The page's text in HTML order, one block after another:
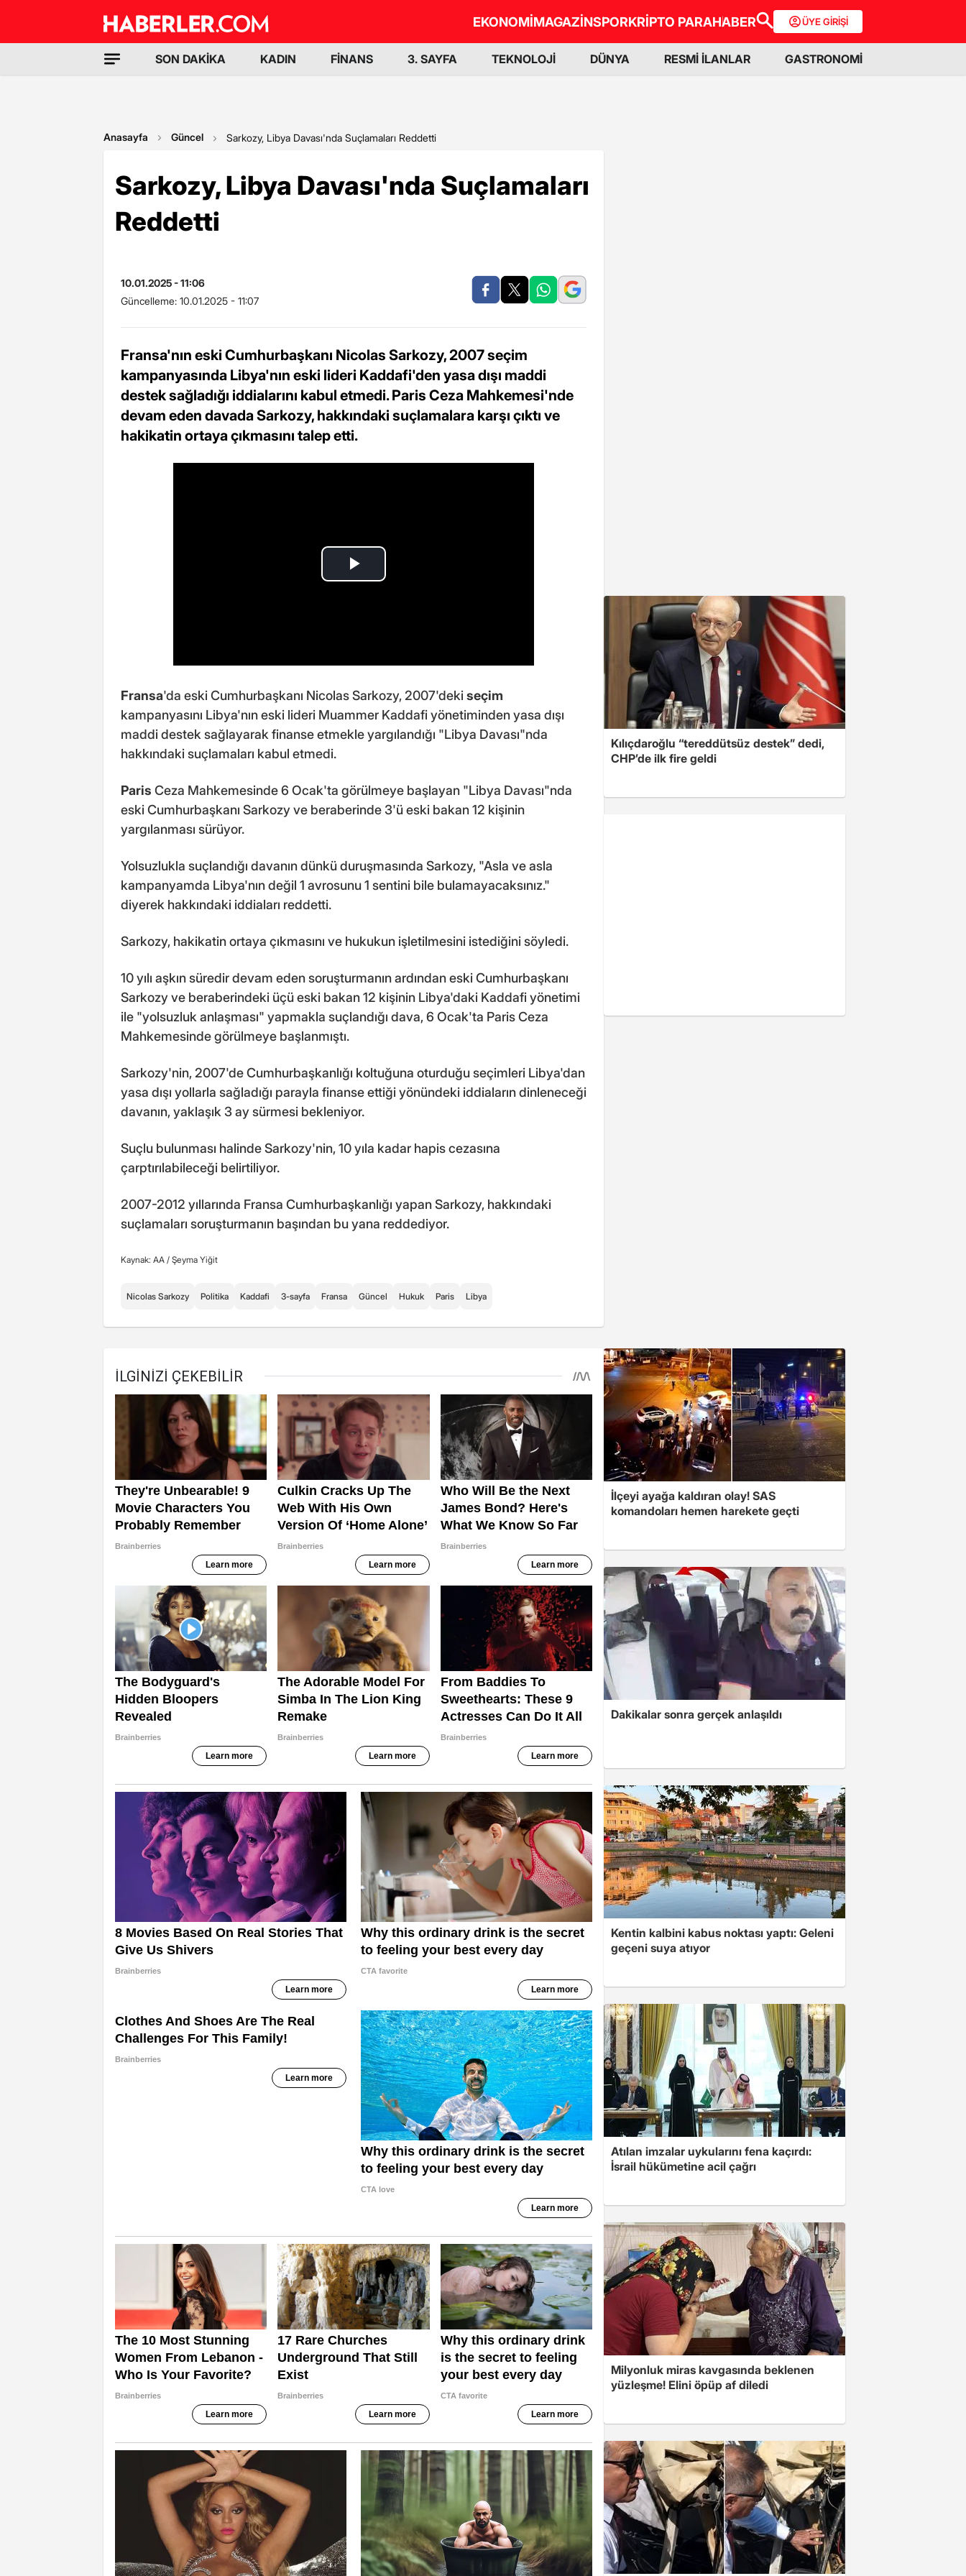
EKONOMİMAGAZİNSPORKRİPTO PARAHABER ÜYE GİRİŞİ
SON DAKİKA KADIN FİNANS 3. SAYFA TEKNOLOJİ DÜNYA RESMİ İLANLAR GASTRONOMİ
Anasayfa Güncel Sarkozy, Libya Davası'nda Suçlamaları Reddetti
Sarkozy, Libya Davası'nda Suçlamaları
Reddetti
10.01.2025 - 11:06
Güncelleme: 10.01.2025 - 11:07
Fransa'nın eski Cumhurbaşkanı Nicolas Sarkozy, 2007 seçim
kampanyasında Libya'nın eski lideri Kaddafi'den yasa dışı maddi
destek sağladığı iddialarını kabul etmedi. Paris Ceza Mahkemesi'nde
devam eden davada Sarkozy, hakkındaki suçlamalara karşı çıktı ve
hakikatin ortaya çıkmasını talep etti.
Fransa'da eski Cumhurbaşkanı Nicolas Sarkozy, 2007'dekiseçim
kampanyasını Libya'nın eski lideri Muammer Kaddafi yönetiminden yasa dışı
maddi destek sağlayarak finanse etmekle yargılandığı "Libya Davası"nda
hakkındaki suçlamaları kabul etmedi.
Paris Ceza Mahkemesinde 6 Ocak'ta görülmeye başlayan "Libya Davası"nda
eski Cumhurbaşkanı Sarkozy ve beraberinde 3'ü eski bakan 12 kişinin
yargılanması sürüyor.
Yolsuzlukla suçlandığı davanın dünkü duruşmasında Sarkozy, "Asla ve asla
kampanyamda Libya'nın değil 1 avrosunu 1 sentini bile bulamayacaksınız."
diyerek hakkındaki iddiaları reddetti.
Sarkozy, hakikatin ortaya çıkmasını ve hukukun işletilmesini istediğini söyledi.
10 yılı aşkın süredir devam eden soruşturmanın ardından eski Cumhurbaşkanı
Sarkozy ve beraberindeki üçü eski bakan 12 kişinin Libya'daki Kaddafi yönetimi
ile "yolsuzluk anlaşması" yapmakla suçlandığı dava, 6 Ocak'ta Paris Ceza
Mahkemesinde görülmeye başlanmıştı.
Sarkozy'nin, 2007'de Cumhurbaşkanlığı koltuğuna oturduğu seçimleri Libya'dan
yasa dışı yollarla sağladığı parayla finanse ettiği yönündeki iddiaların dinleneceği
davanın, yaklaşık 3 ay sürmesi bekleniyor.
Suçlu bulunması halinde Sarkozy'nin, 10 yıla kadar hapis cezasına
çarptırılabileceği belirtiliyor.
2007-2012 yıllarında Fransa Cumhurbaşkanlığı yapan Sarkozy, hakkındaki
suçlamaları soruşturmanın başından bu yana reddediyor.
Kaynak: AA / Şeyma Yiğit
Nicolas Sarkozy Politika Kaddafi 3-sayfa Fransa Güncel Hukuk Paris Libya
Kılıçdaroğlu “tereddütsüz destek” dedi,
CHP’de ilk fire geldi
İlçeyi ayağa kaldıran olay! SAS
komandoları hemen harekete geçti
Dakikalar sonra gerçek anlaşıldı
Kentin kalbini kabus noktası yaptı: Geleni
geçeni suya atıyor
Atılan imzalar uykularını fena kaçırdı:
İsrail hükümetine acil çağrı
Milyonluk miras kavgasında beklenen
yüzleşme! Elini öpüp af diledi